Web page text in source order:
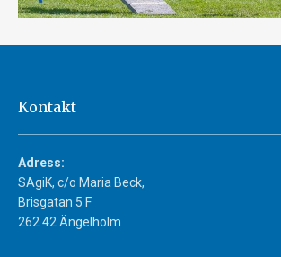
Kontakt
Adress:
SAgiK, c/o Maria Beck,
Brisgatan 5 F
262 42 Ängelholm